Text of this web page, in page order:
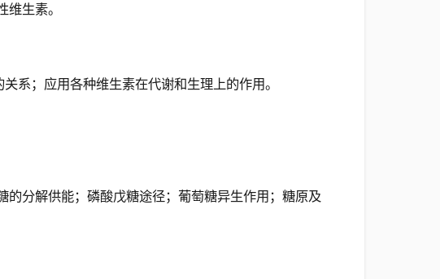
生素。
系；应用各种维生素在代谢和生理上的作用。
分解供能；磷酸戊糖途径；葡萄糖异生作用；糖原及